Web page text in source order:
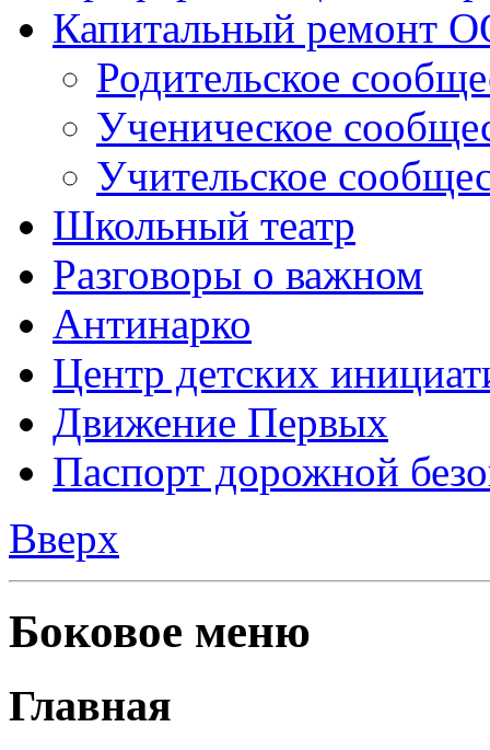
Капитальный ремонт
Родительское
Ученическое
Учительское
Школьный театр
Разговоры о важном
Антинарко
Центр детских
Движение Первых
Паспорт дорожной
Вверх
Боковое меню
Главная